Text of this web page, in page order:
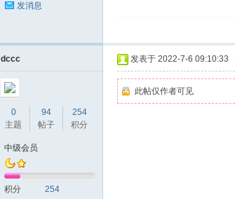
发消息
dccc
0
主题
94
帖子
254
积分
中级会员
积分 254
发表于 2022-7-6 09:10:33
此帖仅作者可见